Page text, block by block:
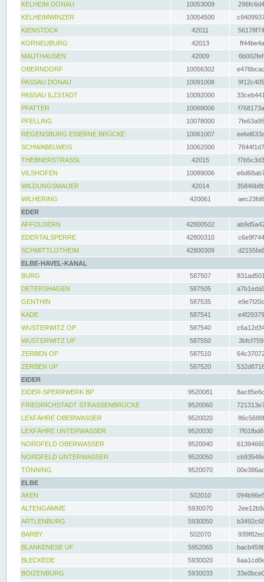
KELHEIM DONAU
10053009
KELHEIMWINZER
10054500
KIENSTOCK
42011
KORNEUBURG
42013
MAUTHAUSEN
42009
OBERNDORF
10056302
PASSAU DONAU
10091008
PASSAU ILZSTADT
10092000
PFATTER
10068006
PFELLING
10078000
REGENSBURG EISERNE BRÜCKE
10061007
SCHWABELWEIS
10062000
THEBNERSTRASSL
42015
VILSHOFEN
10089006
WILDUNGSMAUER
42014
WILHERING
420061
EDER
AFFOLDERN
42800502
EDERTALSPERRE
42800310
SCHMITTLOTHEIM
42800309
ELBE-HAVEL-KANAL
BURG
587507
DETERSHAGEN
587505
GENTHIN
587535
KADE
587541
WUSTERWITZ OP
587540
WUSTERWITZ UP
587550
ZERBEN OP
587510
ZERBEN UP
587520
EIDER
EIDER-SPERRWERK BP
9520081
FRIEDRICHSTADT STRASSENBRÜCKE
9520060
LEXFÄHRE OBERWASSER
9520020
LEXFÄHRE UNTERWASSER
9520030
NORDFELD OBERWASSER
9520040
NORDFELD UNTERWASSER
9520050
TÖNNING
9520070
ELBE
AKEN
502010
ALTENGAMME
5930070
ARTLENBURG
5930050
BARBY
502070
BLANKENESE UF
5952065
BLECKEDE
5930020
BOIZENBURG
5930033